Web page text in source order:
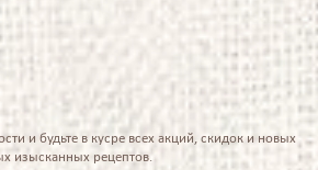
и будьте в кусре всех акций, скидок и новых
изысканных рецептов.